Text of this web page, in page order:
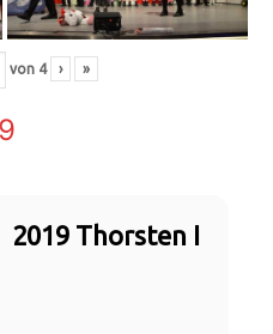
von 4 › »
2019 Thorsten I